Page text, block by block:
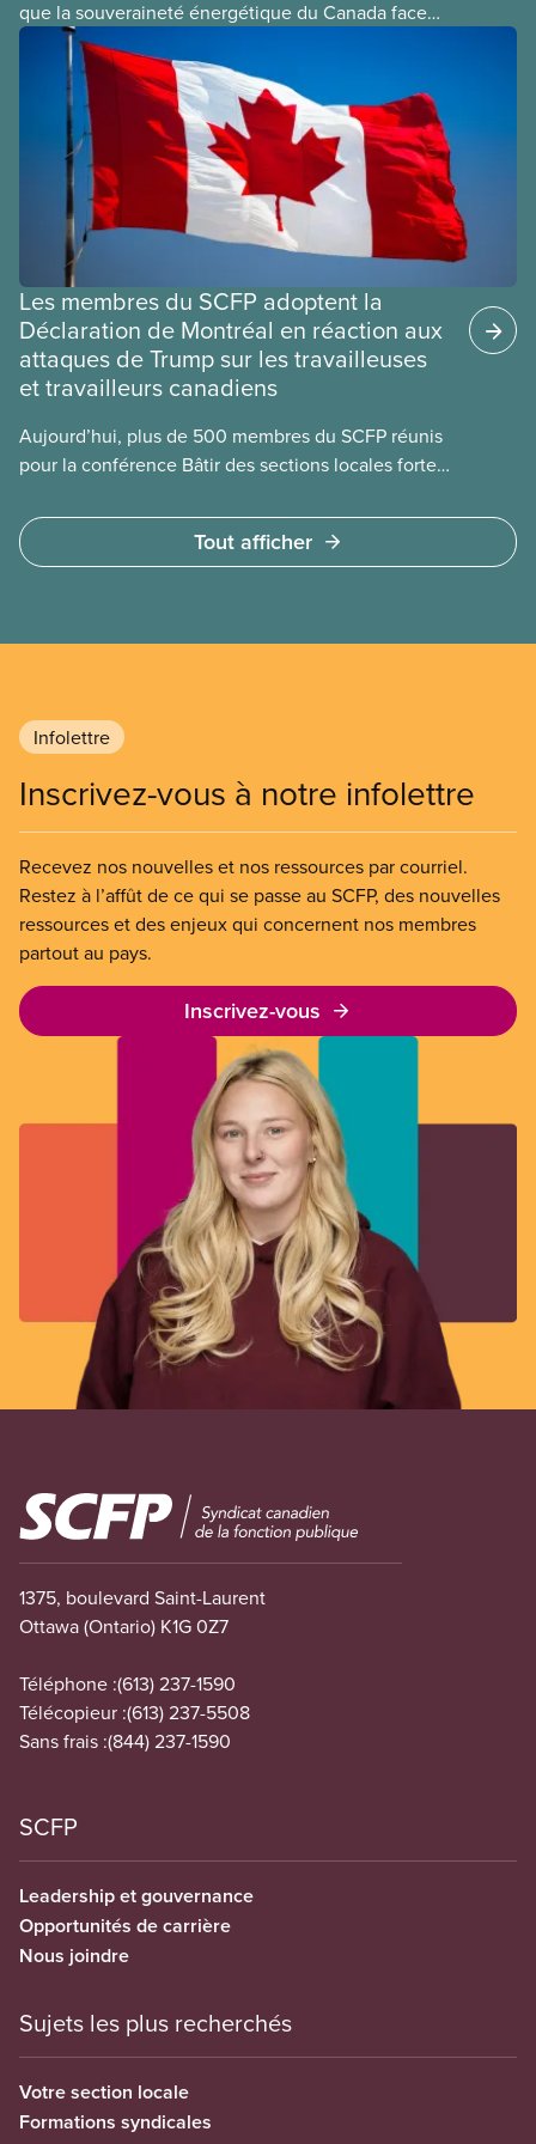
que la souveraineté énergétique du Canada face
aux États-Unis est une composante essentielle de
notre indépendance économique.
Les membres du SCFP adoptent la
Déclaration de Montréal en réaction aux
attaques de Trump sur les travailleuses
et travailleurs canadiens
Aujourd’hui, plus de 500 membres du SCFP réunis
pour la conférence Bâtir des sections locales fortes
la contribution essentielle du mouvement syndical
à la mise en œuvre de programmes qui nous
provoquée par les attaques de Donald Trump.
Tout afficher
Infolettre
Inscrivez-vous à notre infolettre
Recevez nos nouvelles et nos ressources par courriel.
Restez à l’affût de ce qui se passe au SCFP, des nouvelles
ressources et des enjeux qui concernent nos membres
partout au pays.
Inscrivez-vous
Image
1375, boulevard Saint-Laurent
Ottawa (Ontario) K1G 0Z7
Téléphone :(613) 237-1590
Télécopieur :(613) 237-5508
Sans frais :(844) 237-1590
SCFP
Leadership et gouvernance
Opportunités de carrière
Nous joindre
Sujets les plus recherchés
Votre section locale
Formations syndicales